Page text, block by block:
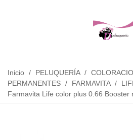
Inicio / PELUQUERÍA /
PERMANENTES / FARMAVITA /
Farmavita Life color plus 0.66 Booster